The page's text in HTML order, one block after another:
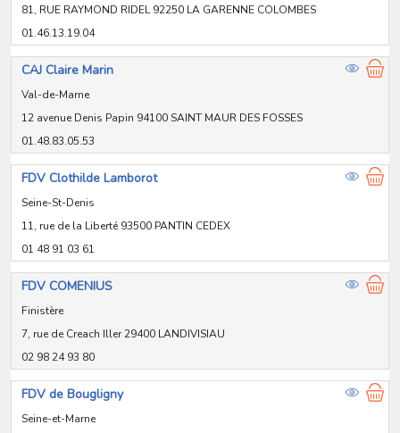
81, RUE RAYMOND RIDEL 92250 LA GARENNE COLOMBES
01.46.13.19.04
CAJ Claire Marin
Val-de-Marne
12 avenue Denis Papin 94100 SAINT MAUR DES FOSSES
01.48.83.05.53
FDV Clothilde Lamborot
Seine-St-Denis
11, rue de la Liberté 93500 PANTIN CEDEX
01 48 91 03 61
FDV COMENIUS
Finistère
7, rue de Creach Iller 29400 LANDIVISIAU
02 98 24 93 80
FDV de Bougligny
Seine-et-Marne